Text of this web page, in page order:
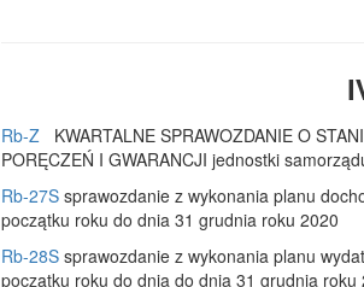
Rb-Z KWARTALNE SPRAWOZDANIE O
PORĘCZEŃ I GWARANCJI jednostki
Rb-27S sprawozdanie z wykonania planu
początku roku do dnia 31 grudnia roku 2020
Rb-28S sprawozdanie z wykonania planu
początku roku do dnia do dnia 31 grudnia roku